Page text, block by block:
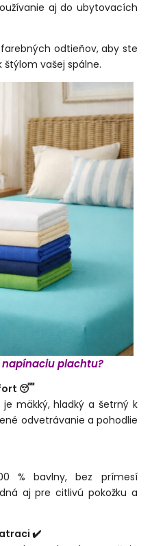
aj do ubytovacích
odtieňov, aby ste
štýlom vašej spálne.
napínaciu plachtu?
😴
je mäkký, hladký a šetrný k
odvetrávanie a pohodlie
% bavlny, bez prímesí
aj pre citlivú pokožku a
✔️